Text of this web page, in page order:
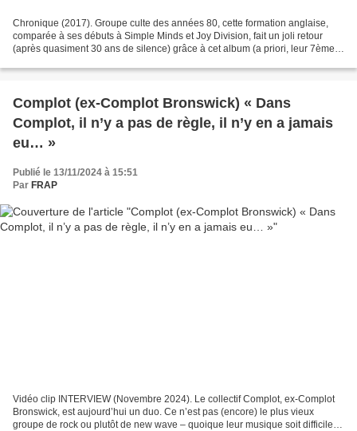
Chronique (2017). Groupe culte des années 80, cette formation anglaise,
comparée à ses débuts à Simple Minds et Joy Division, fait un joli retour
(après quasiment 30 ans de silence) grâce à cet album (a priori, leur 7ème)
Complot (ex-Complot Bronswick) « Dans
Complot, il n’y a pas de règle, il n’y en a jamais
eu… »
Publié le 13/11/2024 à 15:51
Par FRAP
Vidéo clip INTERVIEW (Novembre 2024). Le collectif Complot, ex-Complot
Bronswick, est aujourd’hui un duo. Ce n’est pas (encore) le plus vieux
groupe de rock ou plutôt de new wave – quoique leur musique soit difficile à